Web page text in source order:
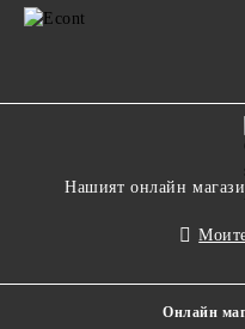
Нашият онлайн
Онлайн